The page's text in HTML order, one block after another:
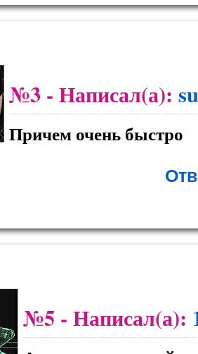
№3 - Написал(а):
Причем очень быстро
№5 - Написал(а):